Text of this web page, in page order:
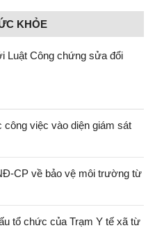
KHỎE
Luật Công chứng sửa đổi
việc vào diện giám sát
CP về bảo vệ môi trường từ
tổ chức của Trạm Y tế xã từ